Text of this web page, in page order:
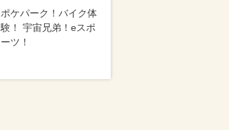
ポケパーク！バイク体
験！ 宇宙兄弟！eスポ
ーツ！